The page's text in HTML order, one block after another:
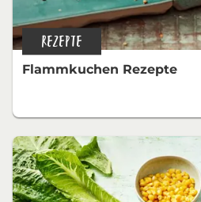
REZEPTE
Flammkuchen Rezepte